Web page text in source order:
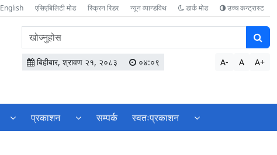
English एसिएबिलिटी मोड स्क्रिन रिडर न्यून व्यान्डविथ डार्क मोड उच्च कन्ट्रास्ट
वेबसाइटमा
सामग्री
खोज्नुहोस
बिहीबार, श्रावण २१, २०८३ ०४:०९ A- A A+
प्रकाशन सम्पर्क स्वतःप्रकाशन